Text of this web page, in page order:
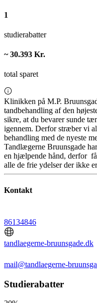
1
studierabatter
~ 30.393 Kr.
total sparet
Klinikken på M.P.
tandbehandling af den
sikre, at du bevarer sunde
igennem. Derfor stræber vi
behandling med de nyeste
Tandlægerne Bruunsgade
en hjælpende hånd, derfor
alle de frie ydelser der ikke
Kontakt
86134846
tandlaegerne-bruunsgade.dk
mail@tandlaegerne-
Studierabatter